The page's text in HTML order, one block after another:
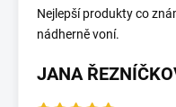
Nejlepší produkty co
nádherně voní.
JANA